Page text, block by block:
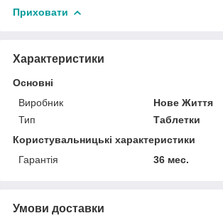
Приховати
Характеристики
Основні
Виробник
Нове Життя
Тип
Таблетки
Користувальницькі характеристики
Гарантія
36 мес.
Умови доставки